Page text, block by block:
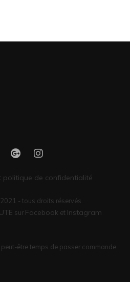
politique de confidentialité
- tous droits réservés
sur Facebook et Instagram
être temps de passer commande.